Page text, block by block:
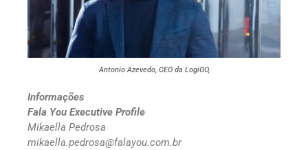
Antonio Azevedo, CEO da LogiGO,
Informações
Fala You Executive Profile
Mikaella Pedrosa
mikaella.pedrosa@falayou.com.br